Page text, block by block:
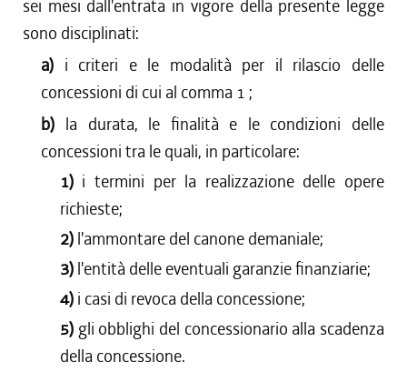
sei mesi dall'entrata in vigore della presente legge
sono disciplinati:
a) i criteri e le modalità per il rilascio delle
concessioni di cui al comma 1 ;
b) la durata, le finalità e le condizioni delle
concessioni tra le quali, in particolare:
1) i termini per la realizzazione delle opere
richieste;
2) l'ammontare del canone demaniale;
3) l'entità delle eventuali garanzie finanziarie;
4) i casi di revoca della concessione;
5) gli obblighi del concessionario alla scadenza
della concessione.